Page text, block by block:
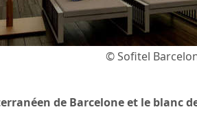
© Sofitel
de Barcelone et le blanc